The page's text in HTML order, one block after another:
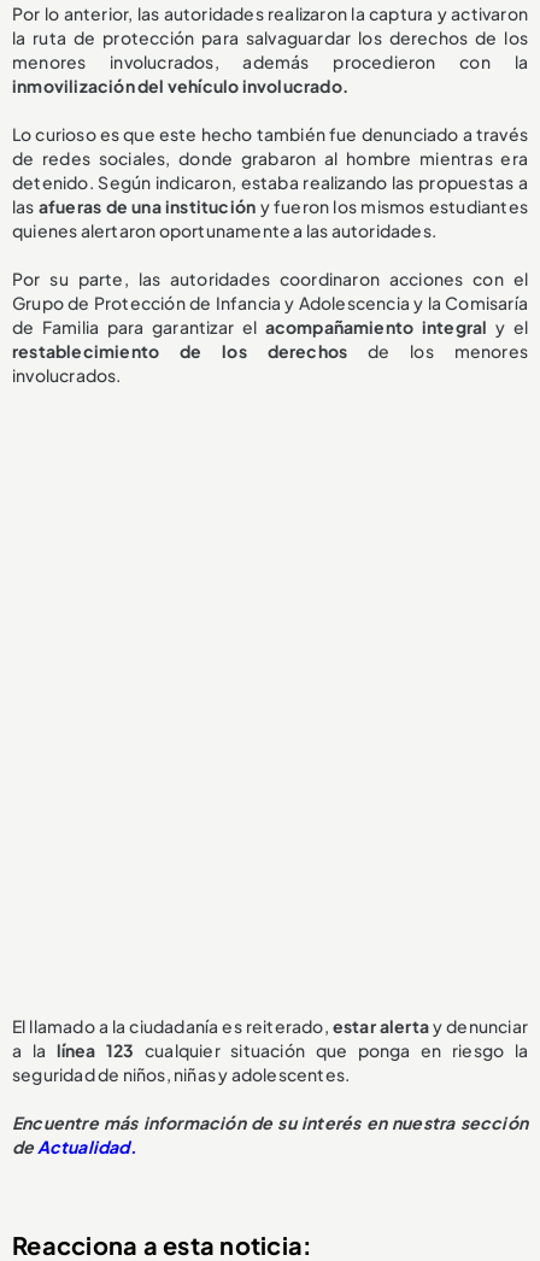
Por lo anterior, las autoridades realizaron la captura y activaron
la ruta de protección para salvaguardar los derechos de los
menores involucrados, además procedieron con la
inmovilización del vehículo involucrado.
Lo curioso es que este hecho también fue denunciado a través
de redes sociales, donde grabaron al hombre mientras era
detenido. Según indicaron, estaba realizando las propuestas a
las afueras de una institución y fueron los mismos estudiantes
quienes alertaron oportunamente a las autoridades.
Por su parte, las autoridades coordinaron acciones con el
Grupo de Protección de Infancia y Adolescencia y la Comisaría
de Familia para garantizar el acompañamiento integral y el
restablecimiento de los derechos de los menores
involucrados.
El llamado a la ciudadanía es reiterado, estar alertay denunciar
a la línea 123 cualquier situación que ponga en riesgo la
seguridad de niños, niñas y adolescentes.
Encuentre más información de su interés en nuestra sección
deActualidad.
Reacciona a esta noticia: